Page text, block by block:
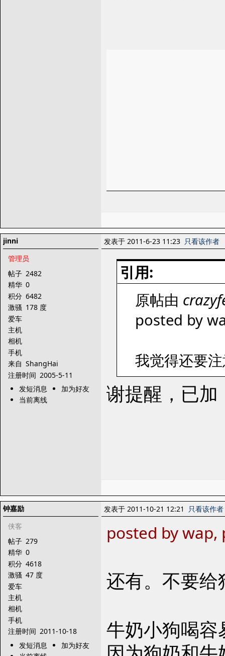
jinni
管理员
帖子 2482
精华 0
积分 6482
激骚 178 度
爱车
主机
相机
手机
来自 ShangHai
注册时间 2005-5-11
发短消息
加为好友
当前离线
发表于 2011-6-23 11:23 只看该作者
引用:
原帖由
posted by
我觉得还要
谢提醒，已加
钟嘉励
侠客
帖子 279
精华 0
积分 4618
激骚 47 度
爱车
主机
相机
手机
注册时间 2011-10-18
发短消息
加为好友
发表于 2011-10-21 12:21 只看该作者
posted by
还有。不要给
牛奶小狗喝